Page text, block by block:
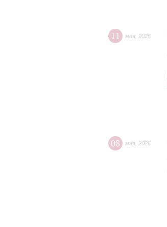
11 мая 2026
08 мая 2026